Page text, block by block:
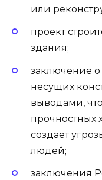
или
проект
здания;
заключение о
несущих
выводами,
прочностных
создает
людей;
заключения